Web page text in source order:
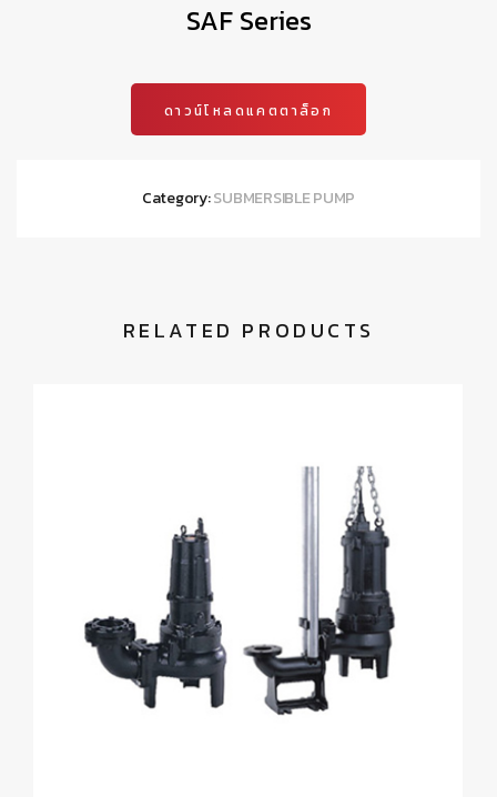
SAF Series
ดาวน์โหลดแคตตาล็อก
Category:SUBMERSIBLE PUMP
RELATED PRODUCTS